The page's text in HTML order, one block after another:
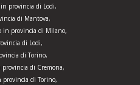
in provincia di Lodi,
di Mantova,
in provincia di Milano,
di Lodi,
di Torino,
provincia di Cremona,
di Torino,